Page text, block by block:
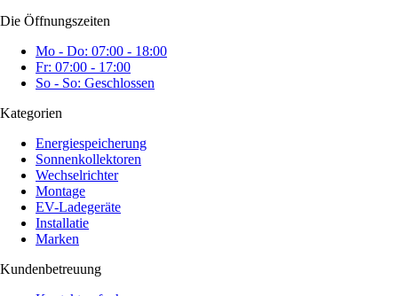
Die Öffnungszeiten
Mo - Do: 07:00 - 18:00
Fr: 07:00 - 17:00
So - So: Geschlossen
Kategorien
Energiespeicherung
Sonnenkollektoren
Wechselrichter
Montage
EV-Ladegeräte
Installatie
Marken
Kundenbetreuung